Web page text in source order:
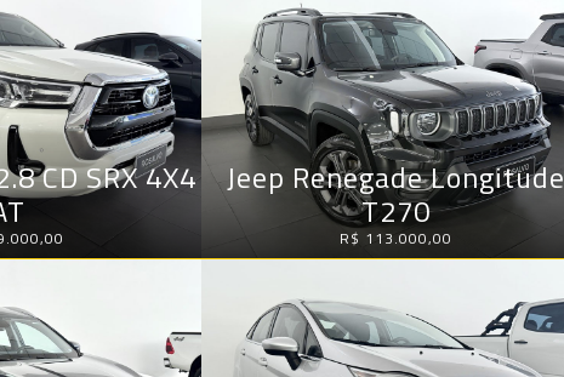
CD SRX 4X4
Jeep Renegade Longitude
T270
R$ 113.000,00